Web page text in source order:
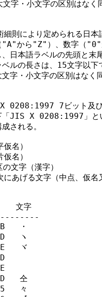
字・小文字の区別はなく
則により定められる日本
"A"から"Z"）、数字（
日本語ラベルの先頭と末
ルの長さは、15文字以下
字・小文字の区別はなく
0208:1997 7ビット及
「JIS X 0208:1997」と
される。
名）
名）
文字（漢字）
あげる文字（中点、仮名
文字
・
ヽ
ヾ
ゝ
ゞ
仝
々